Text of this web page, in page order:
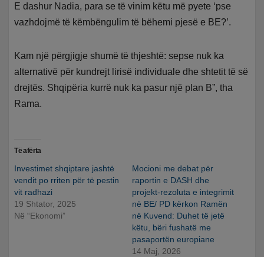
E dashur Nadia, para se të vinim këtu më pyete ‘pse
vazhdojmë të këmbëngulim të bëhemi pjesë e BE?’.
Kam një përgjigje shumë të thjeshtë: sepse nuk ka
alternativë për kundrejt lirisë individuale dhe shtetit të së
drejtës. Shqipëria kurrë nuk ka pasur një plan B”, tha
Rama.
Të afërta
Investimet shqiptare jashtë
vendit po rriten për të pestin
vit radhazi
19 Shtator, 2025
Në “Ekonomi”
Mocioni me debat për
raportin e DASH dhe
projekt-rezoluta e integrimit
në BE/ PD kërkon Ramën
në Kuvend: Duhet të jetë
këtu, bëri fushatë me
pasaportën europiane
14 Maj, 2026